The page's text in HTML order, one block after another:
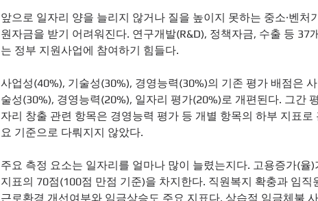
앞으로 일자리 양을 늘리지 않거나 질을 높이지 못하는 중소·벤처
원자금을 받기 어려워진다. 연구개발(R&D), 정책자금, 수출 등 37
는 정부 지원사업에 참여하기 힘들다.
사업성(40%), 기술성(30%), 경영능력(30%)의 기존 평가 배점은
술성(30%), 경영능력(20%), 일자리 평가(20%)로 개편된다. 그간
자리 창출 관련 항목은 경영능력 평가 등 개별 항목의 하부 지표로
요 기준으로 다뤄지지 않았다.
주요 측정 요소는 일자리를 얼마나 많이 늘렸는지다. 고용증가(율
지표의 70점(100점 만점 기준)을 차지한다. 직원복지 확충과 임직
근로환경 개선여부와 임금상승도 주요 지표다. 상습적 임금체불